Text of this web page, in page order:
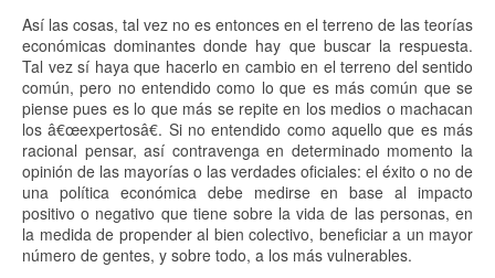
Así las cosas, tal vez no es entonces en el terreno de las teorías
económicas dominantes donde hay que buscar la respuesta.
Tal vez sí haya que hacerlo en cambio en el terreno del sentido
común, pero no entendido como lo que es más común que se
piense pues es lo que más se repite en los medios o machacan
los â€œexpertosâ€. Si no entendido como aquello que es más
racional pensar, así contravenga en determinado momento la
opinión de las mayorías o las verdades oficiales: el éxito o no de
una política económica debe medirse en base al impacto
positivo o negativo que tiene sobre la vida de las personas, en
la medida de propender al bien colectivo, beneficiar a un mayor
número de gentes, y sobre todo, a los más vulnerables.